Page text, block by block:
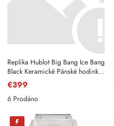
Replika Hublot Big Bang Ice Bang
Black Keramické Pánské hodinky
301. CT.130. RX
€399
6 Prodáno